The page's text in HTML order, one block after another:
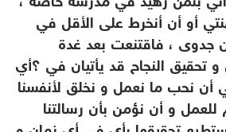
أو أن أنخرط على الأقل في
، فاقتنعت بعد غدة
تحقيق النجاح قد يأتيان في ؟أي
أن نحب ما نعمل و نخلق لأنفسنا
للعمل و أن نؤمن بأن رسالتنا